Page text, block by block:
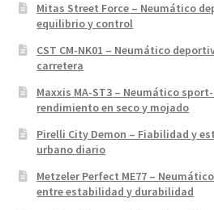
Mitas Street Force – Neumático
equilibrio y control
CST CM-NK01 – Neumático
carretera
Maxxis MA-ST3 – Neumático
rendimiento en seco y mojado
Pirelli City Demon – Fiabilidad y
urbano diario
Metzeler Perfect ME77 –
entre estabilidad y durabilidad